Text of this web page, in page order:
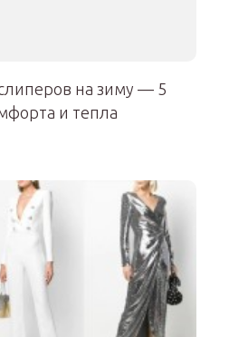
на зиму — 5
и тепла